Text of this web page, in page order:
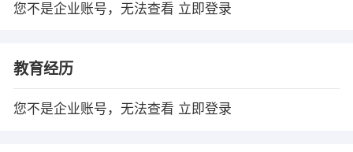
您不是企业账号，无法查看 立即登录
教育经历
您不是企业账号，无法查看 立即登录